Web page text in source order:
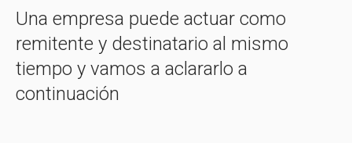
Una empresa puede actuar como
remitente y destinatario al mismo
tiempo y vamos a aclararlo a
continuación